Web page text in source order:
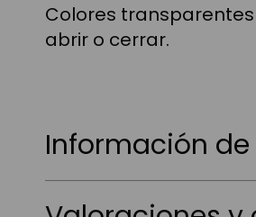
de
imágenes
Colores
abrir o cerrar.
Información